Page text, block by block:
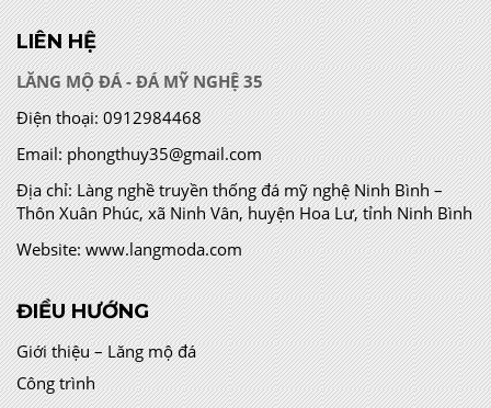
LIÊN HỆ
LĂNG MỘ ĐÁ - ĐÁ MỸ NGHỆ 35
Điện thoại: 0912984468
Email: phongthuy35@gmail.com
Địa chỉ:Làng nghề truyền thống đá mỹ nghệ Ninh Bình –
Thôn Xuân Phúc, xã Ninh Vân, huyện Hoa Lư, tỉnh Ninh Bình
Website: www.langmoda.com
ĐIỀU HƯỚNG
Giới thiệu – Lăng mộ đá
Công trình